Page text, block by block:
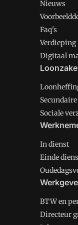
Nieuws
Faq's
Verdieping
Digitaal
Sociale
In dienst
Einde
BTW en
Directeur